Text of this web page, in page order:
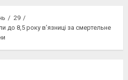
29
до 8,5 року в’язниці за смертельне